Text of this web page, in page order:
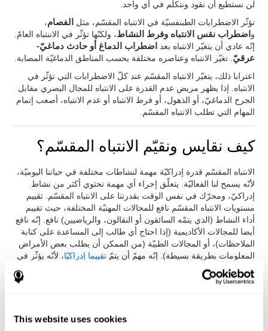
This website uses cookies
لن نستطيع أن نقود ونتكلّم في آي واحد.
تؤثّر الاضطرابات الطبنفسيّة في الانتباه المقسّم، مثل
الفصام،
و اضطراب نقس الانتباه وفرط النشاط، ولكنّها تؤثّر في الاننتباه العامّ.
إنّه عادي أن يتغيّر الانتباه بعد
اضطراب الدماغ أو حادث دماغيّ-
عرقيّ . تغيّر الانتباه وعناصره مختلفة بحسب المناطق الدماغيّة المصابة.
اعترابا ذلك، يتغيّر الانتباه المقسّم عند كلّ الاضطرابات التي تؤثّر في
الانتباه. إذا يظهر مريض عدم القدرة على الانتباه للمجال البصري مقابل
الجرح الدماغيّ، أو الذهول، أو فرط الانتباه أو عدم الانتباه، أصعب إتمام
المهام التي تطلب الانتباه المقسّم.
كيف نقايس ونقيّم الانتباه المقسّم؟
الانتباه المقسّم قدرة إدراكيّة مهمة لنشاطات مختلفة في حياتنا اليوميّة،
لأنّه يسمح لنا الفعاليّة. يتعلّق إجراء أي مهمة تحتوي أكثر من نشاط
إدراكيّ، ومحرّك في نفس الوقت بقدرتنا على الانتباه المقسّم. تقييم
مستويات الانتباه المقسّم نافع للمجالات المهنيّة المختلفة، حيث تقييم
أداء النشاط (الذي يتمّه السائقون أو النقالون، والرياضيين) نافع. إنّه نافع
أيضا للمجالات الأكاديمية (إذا احتاج أي طالب إلى المساعدة على كتابة
الملاحظات)، أو المجالات الطبيّة (من الممكن أن يطلب بعض الأمراض
المعلومات بطريقة بسيطة). إنّه مهمّ أن يتمّتقييما إدراكيّا، لأنّه يؤثّر في
المنفعة العملي،أو الأكاديميّ.
يرتكز فريق كوجنيفيت لقياس الانتباه المقسّم على رائز Stroop. هكذا،